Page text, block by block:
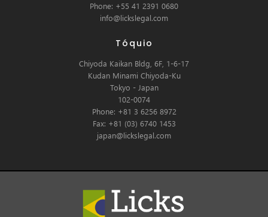
Phone: +55 41 2391 0680
info@lickslegal.com
Tóquio
Chiyoda Kaikan Bldg, 6F, 1-6-17
Kudan Minami Chiyoda-Ku
Tokyo - Japan
102-0074
Phone: +81 3 6256 8972
Fax: +81 (03) 6740 1453
japan@lickslegal.com